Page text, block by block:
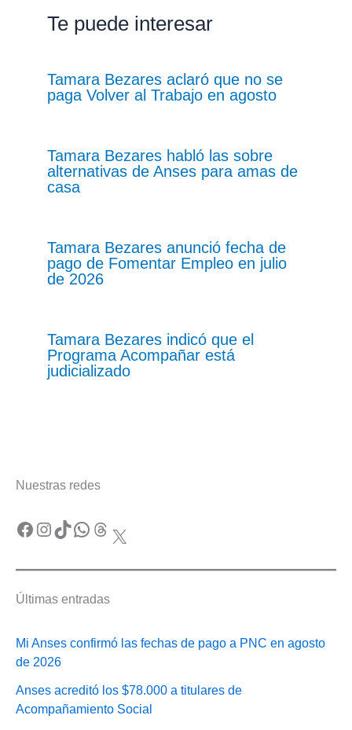
Te puede interesar
Tamara Bezares aclaró que no se
paga Volver al Trabajo en agosto
Tamara Bezares habló las sobre
alternativas de Anses para amas de
casa
Tamara Bezares anunció fecha de
pago de Fomentar Empleo en julio
de 2026
Tamara Bezares indicó que el
Programa Acompañar está
judicializado
Nuestras redes
Facebook Instagram TikTok WhatsApp Threads X
Últimas entradas
Mi Anses confirmó las fechas de pago a PNC en agosto
de 2026
Anses acreditó los $78.000 a titulares de
Acompañamiento Social